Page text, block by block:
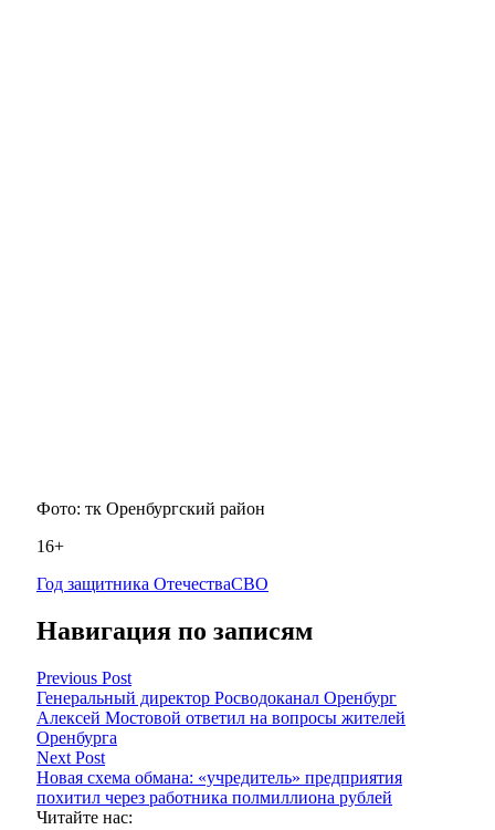
Фото: тк Оренбургский район
16+
Год защитника ОтечестваСВО
Навигация по записям
Previous Post
Генеральный директор Росводоканал Оренбург
Алексей Мостовой ответил на вопросы жителей
Оренбурга
Next Post
Новая схема обмана: «учредитель» предприятия
похитил через работника полмиллиона рублей
Читайте нас: